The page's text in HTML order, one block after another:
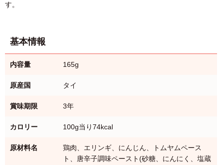
す。
基本情報
内容量 165g
原産国 タイ
賞味期限 3年
カロリー 100g当り74kcal
原材料名
鶏肉、エリンギ、にんじん、トムヤムペース
ト、唐辛子調味ペースト(砂糖、にんにく、塩蔵